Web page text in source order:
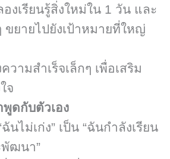
องเรียนรู้สิ่งใหม่ใน 1 วัน และ
ขยายไปยังเป้าหมายที่ใหญ่
วามสำเร็จเล็กๆ เพื่อเสริม
จ
พูดกับตัวเอง
ฉันไม่เก่ง” เป็น “ฉันกำลังเรียน
ฒนา”